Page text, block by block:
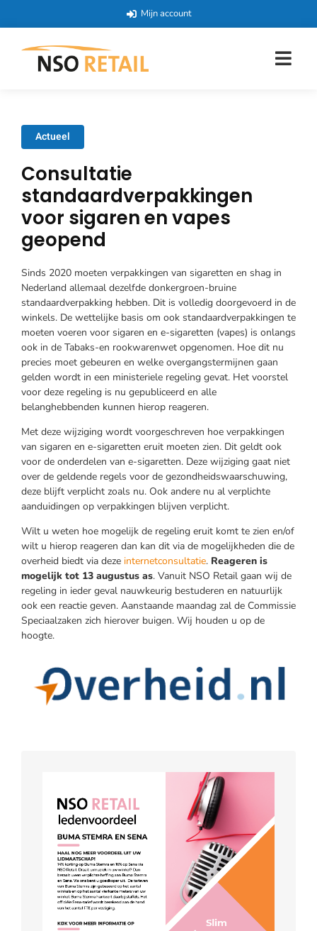
Mijn account
Actueel
Consultatie
standaardverpakkingen
voor sigaren en vapes
geopend
Sinds 2020 moeten verpakkingen van sigaretten en shag in
Nederland allemaal dezelfde donkergroen-bruine
standaardverpakking hebben. Dit is volledig doorgevoerd in de
winkels. De wettelijke basis om ook standaardverpakkingen te
moeten voeren voor sigaren en e-sigaretten (vapes) is onlangs
ook in de Tabaks-en rookwarenwet opgenomen. Hoe dit nu
precies moet gebeuren en welke overgangstermijnen gaan
gelden wordt in een ministeriele regeling gevat. Het voorstel
voor deze regeling is nu gepubliceerd en alle
belanghebbenden kunnen hierop reageren.
Met deze wijziging wordt voorgeschreven hoe verpakkingen
van sigaren en e-sigaretten eruit moeten zien. Dit geldt ook
voor de onderdelen van e-sigaretten. Deze wijziging gaat niet
over de geldende regels voor de gezondheidswaarschuwing,
deze blijft verplicht zoals nu. Ook andere nu al verplichte
aanduidingen op verpakkingen blijven verplicht.
Wilt u weten hoe mogelijk de regeling eruit komt te zien en/of
wilt u hierop reageren dan kan dit via de mogelijkheden die de
overheid biedt via deze internetconsultatie. Reageren is
mogelijk tot 13 augustus as. Vanuit NSO Retail gaan wij de
regeling in ieder geval nauwkeurig bestuderen en natuurlijk
ook een reactie geven. Aanstaande maandag zal de Commissie
Speciaalzaken zich hierover buigen. Wij houden u op de
hoogte.